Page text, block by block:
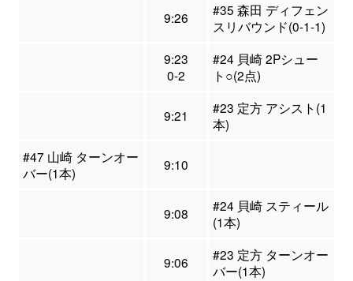
9:26
#35 森田 ディフェン
スリバウンド(0-1-1)
9:23
0-2
#24 貝崎 2Pシュー
ト○(2点)
9:21
#23 定方 アシスト(1
本)
#47 山崎 ターンオー
バー(1本)
9:10
9:08
#24 貝崎 スティール
(1本)
9:06
#23 定方 ターンオー
バー(1本)